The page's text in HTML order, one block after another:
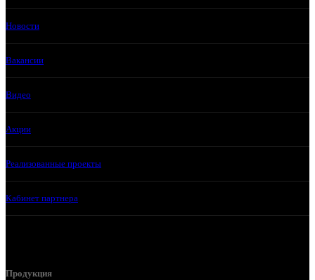
Новости
Вакансии
Видео
Акции
Реализованные проекты
Кабинет партнера
Продукция